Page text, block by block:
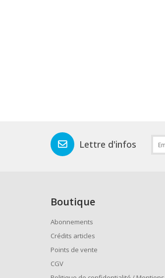
Lettre d'infos
Boutique
Abonnements
Crédits articles
Points de vente
CGV